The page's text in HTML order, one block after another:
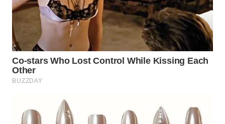
WAHANA
ADVOKAT
WAHANA
INFRASTRUKTUR